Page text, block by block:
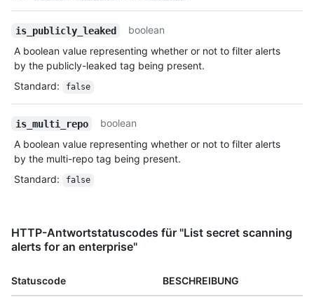
is_publicly_leaked
boolean
A boolean value representing whether or not to filter alerts
by the publicly-leaked tag being present.
Standard: false
is_multi_repo
boolean
A boolean value representing whether or not to filter alerts
by the multi-repo tag being present.
Standard: false
HTTP-Antwortstatuscodes für "List secret scanning
alerts for an enterprise"
Statuscode BESCHREIBUNG